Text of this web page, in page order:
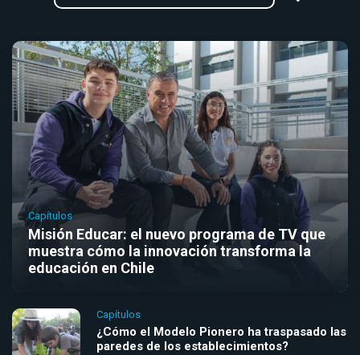
Capítulos
Misión Educar: el nuevo programa de TV que
muestra cómo la innovación transforma la
educación en Chile
Capítulos
¿Cómo el Modelo Pionero ha traspasado las
paredes de los establecimientos?